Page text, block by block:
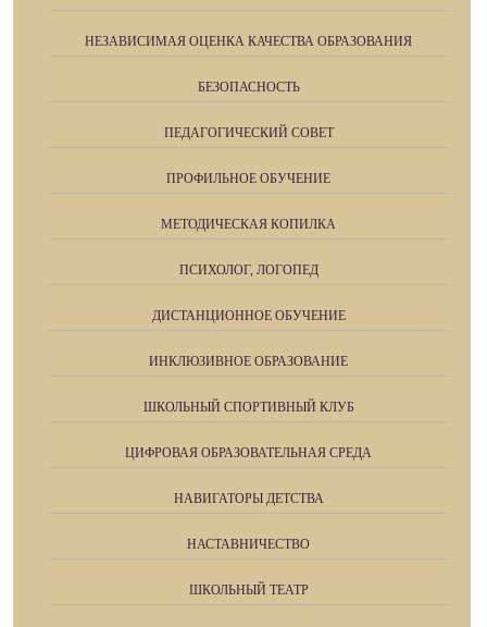
НЕЗАВИСИМАЯ ОЦЕНКА КАЧЕСТВА ОБРАЗОВАНИЯ
БЕЗОПАСНОСТЬ
ПЕДАГОГИЧЕСКИЙ СОВЕТ
ПРОФИЛЬНОЕ ОБУЧЕНИЕ
МЕТОДИЧЕСКАЯ КОПИЛКА
ПСИХОЛОГ, ЛОГОПЕД
ДИСТАНЦИОННОЕ ОБУЧЕНИЕ
ИНКЛЮЗИВНОЕ ОБРАЗОВАНИЕ
ШКОЛЬНЫЙ СПОРТИВНЫЙ КЛУБ
ЦИФРОВАЯ ОБРАЗОВАТЕЛЬНАЯ СРЕДА
НАВИГАТОРЫ ДЕТСТВА
НАСТАВНИЧЕСТВО
ШКОЛЬНЫЙ ТЕАТР